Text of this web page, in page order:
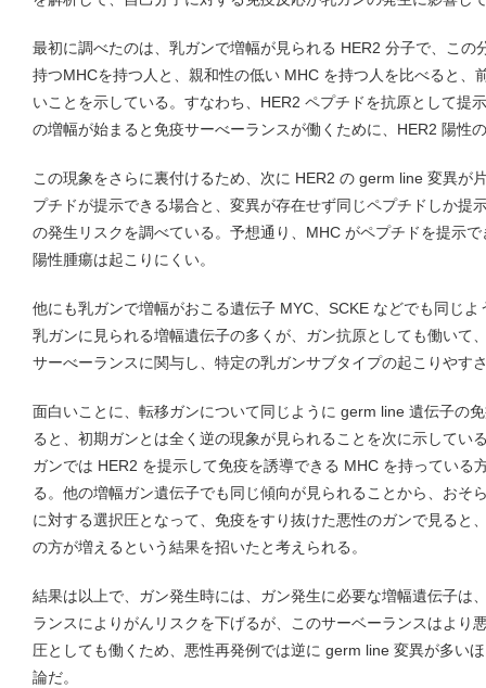
最初に調べたのは、乳ガンで増幅が見られる HER2 分子で、この
持つMHCを持つ人と、親和性の低い MHC を持つ人を比べると、
いことを示している。すなわち、HER2 ペプチドを抗原として提
の増幅が始まると免疫サーべーランスが働くために、HER2 陽性
この現象をさらに裏付けるため、次に HER2 の germ line 変異が
プチドが提示できる場合と、変異が存在せず同じペプチドしか提
の発生リスクを調べている。予想通り、MHC がペプチドを提示
陽性腫瘍は起こりにくい。
他にも乳ガンで増幅がおこる遺伝子 MYC、SCKE などでも同じ
乳ガンに見られる増幅遺伝子の多くが、ガン抗原としても働いて
サーべーランスに関与し、特定の乳ガンサブタイプの起こりやす
面白いことに、転移ガンについて同じように germ line 遺伝子の
ると、初期ガンとは全く逆の現象が見られることを次に示してい
ガンでは HER2 を提示して免疫を誘導できる MHC を持っている
る。他の増幅ガン遺伝子でも同じ傾向が見られることから、おそ
に対する選択圧となって、免疫をすり抜けた悪性のガンで見ると
の方が増えるという結果を招いたと考えられる。
結果は以上で、ガン発生時には、ガン発生に必要な増幅遺伝子は
ランスによりがんリスクを下げるが、このサーベーランスはより
圧としても働くため、悪性再発例では逆に germ line 変異が多い
論だ。